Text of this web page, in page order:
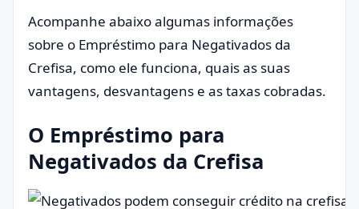
Acompanhe abaixo algumas informações
sobre o Empréstimo para Negativados da
Crefisa, como ele funciona, quais as suas
vantagens, desvantagens e as taxas cobradas.
O Empréstimo para
Negativados da Crefisa